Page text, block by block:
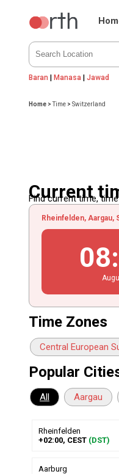
Baran |Manasa |Jawad
Home >Time >Switzerland
Current
Find current time,
Rheinfelden, Aargau,
08:
Time Zones
Central European
Popular
All Aargau
Rheinfelden
+02:00, CEST (DST)
Aarburg